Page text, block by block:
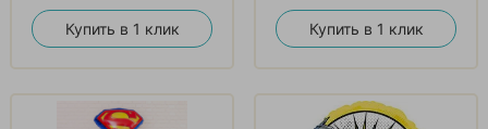
Купить в 1 клик Купить в 1 клик